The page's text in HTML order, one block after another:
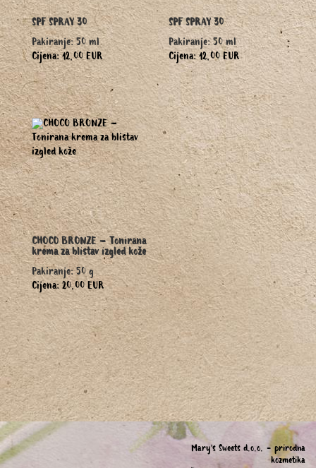
SPF SPRAY 30
Pakiranje: 50 ml
Cijena: 12,00 EUR
SPF SPRAY 30
Pakiranje: 50 ml
Cijena: 12,00 EUR
CHOCO BRONZE – Tonirana
krema za blistav izgled kože
Pakiranje: 50 g
Cijena: 20,00 EUR
Mary's Sweets d.o.o. - prirodna
kozmetika